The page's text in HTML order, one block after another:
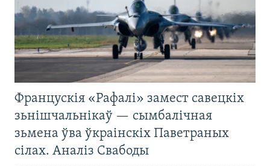
Францускія «Рафалі» замест савецкіх
зьнішчальнікаў — сымбалічная
зьмена ўва ўкраінскіх Паветраных
сілах. Аналіз Свабоды